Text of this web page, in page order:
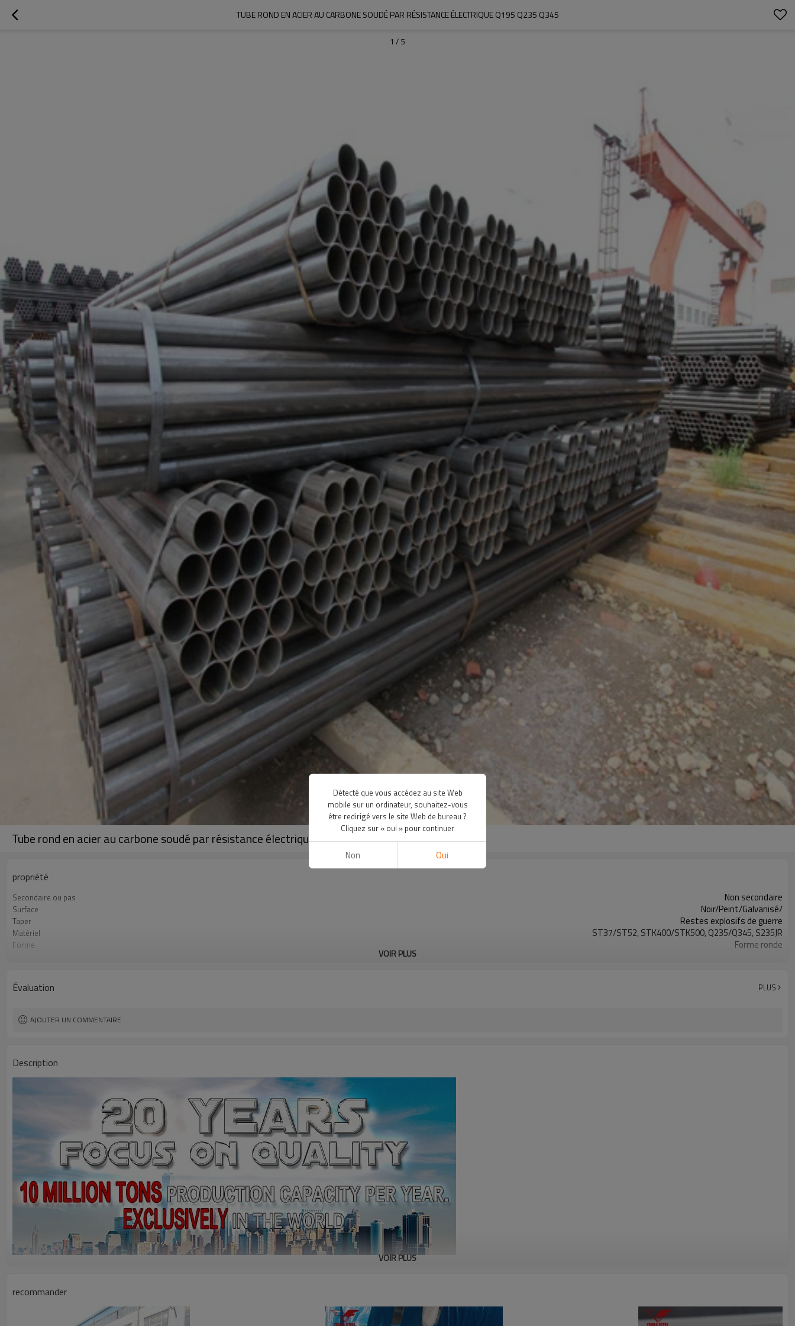
TUBE ROND EN ACIER AU CARBONE SOUDÉ PAR RÉSISTANCE ÉLECTRIQUE Q195 Q235 Q345
1 / 5
Tube rond en acier au carbone soudé par résistance électrique Q195 Q235 Q345
propriété
Secondaire ou pas Non secondaire
Surface Noir/Peint/Galvanisé/
Taper Restes explosifs de guerre
Matériel ST37/ST52, STK400/STK500, Q235/Q345, S235JR
Forme Forme ronde
Longueur
VOIR PLUS
Évaluation PLUS
AJOUTER UN COMMENTAIRE
Description
Description du produit
VOIR PLUS
recommander
Détecté que vous accédez au site Web
mobile sur un ordinateur, souhaitez-vous
être redirigé vers le site Web de bureau ?
Cliquez sur « oui » pour continuer
Non Oui